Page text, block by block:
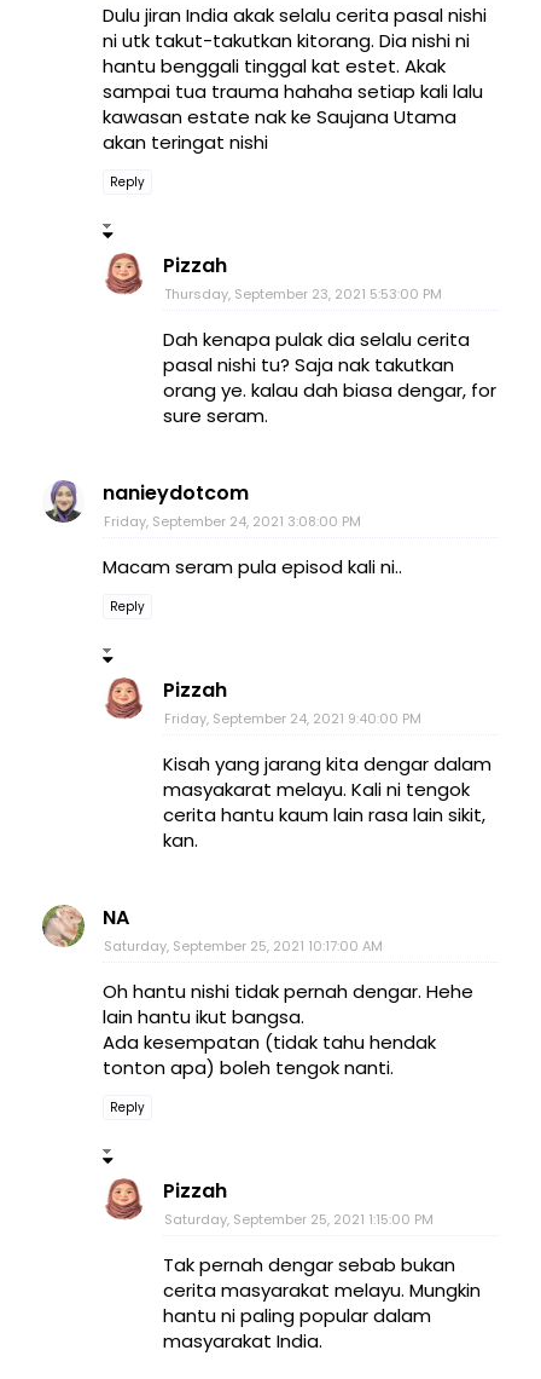
Dulu jiran India akak selalu cerita pasal nishi
ni utk takut-takutkan kitorang. Dia nishi ni
hantu benggali tinggal kat estet. Akak
sampai tua trauma hahaha setiap kali lalu
kawasan estate nak ke Saujana Utama
akan teringat nishi
Reply
Pizzah
Thursday, September 23, 2021 5:53:00 PM
Dah kenapa pulak dia selalu cerita
pasal nishi tu? Saja nak takutkan
orang ye. kalau dah biasa dengar, for
sure seram.
nanieydotcom
Friday, September 24, 2021 3:08:00 PM
Macam seram pula episod kali ni..
Reply
Pizzah
Friday, September 24, 2021 9:40:00 PM
Kisah yang jarang kita dengar dalam
masyakarat melayu. Kali ni tengok
cerita hantu kaum lain rasa lain sikit,
kan.
NA
Saturday, September 25, 2021 10:17:00 AM
Oh hantu nishi tidak pernah dengar. Hehe
lain hantu ikut bangsa.
Ada kesempatan (tidak tahu hendak
tonton apa) boleh tengok nanti.
Reply
Pizzah
Saturday, September 25, 2021 1:15:00 PM
Tak pernah dengar sebab bukan
cerita masyarakat melayu. Mungkin
hantu ni paling popular dalam
masyarakat India.